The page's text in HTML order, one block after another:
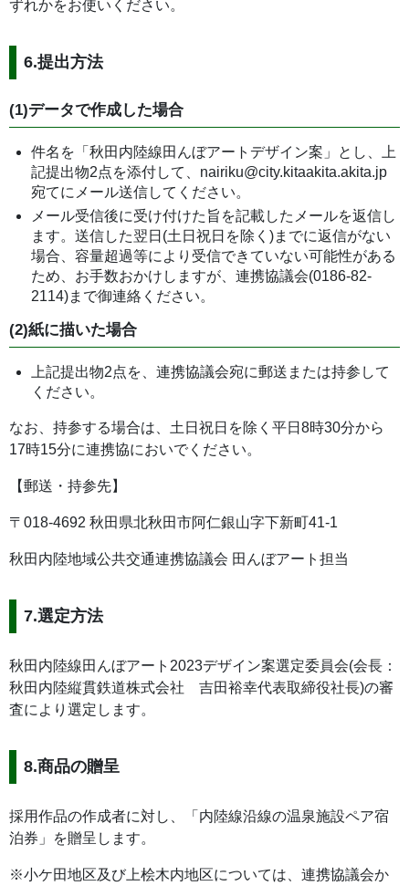
ずれかをお使いください。
6.提出方法
(1)データで作成した場合
件名を「秋田内陸線田んぼアートデザイン案」とし、上
記提出物2点を添付して、nairiku@city.kitaakita.akita.jp
宛てにメール送信してください。
メール受信後に受け付けた旨を記載したメールを返信し
ます。送信した翌日(土日祝日を除く)までに返信がない
場合、容量超過等により受信できていない可能性がある
ため、お手数おかけしますが、連携協議会(0186-82-
2114)まで御連絡ください。
(2)紙に描いた場合
上記提出物2点を、連携協議会宛に郵送または持参して
ください。
なお、持参する場合は、土日祝日を除く平日8時30分から
17時15分に連携協においでください。
【郵送・持参先】
〒018-4692 秋田県北秋田市阿仁銀山字下新町41-1
秋田内陸地域公共交通連携協議会 田んぼアート担当
7.選定方法
秋田内陸線田んぼアート2023デザイン案選定委員会(会長：
秋田内陸縦貫鉄道株式会社 吉田裕幸代表取締役社長)の審
査により選定します。
8.商品の贈呈
採用作品の作成者に対し、「内陸線沿線の温泉施設ペア宿
泊券」を贈呈します。
※小ケ田地区及び上桧木内地区については、連携協議会か